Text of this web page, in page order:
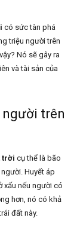
có sức tàn phá
triệu người trên
Nó sẽ gây ra
và tài sản của
người trên
trời cụ thể là bão
Huyết áp
xấu nếu người có
hơn, nó có khả
đất này.